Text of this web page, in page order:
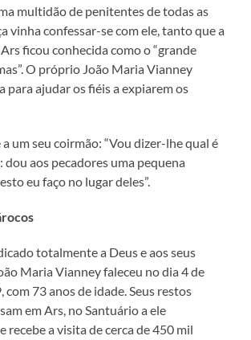
multidão de penitentes de todas as
vinha confessar-se com ele, tanto que a
ficou conhecida como o “grande
O próprio João Maria Vianney
para ajudar os fiéis a expiarem os
um seu coirmão: “Vou dizer-lhe qual é
dou aos pecadores uma pequena
eu faço no lugar deles”.
totalmente a Deus e aos seus
Maria Vianney faleceu no dia 4 de
com 73 anos de idade. Seus restos
em Ars, no Santuário a ele
recebe a visita de cerca de 450 mil